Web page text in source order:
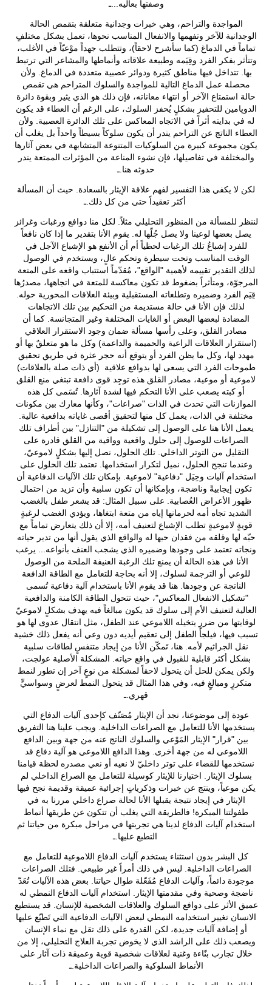
وصفتها بعاليه...ـ
المواجدة والتراحم، وهي خبرات وجدانية متعلقة بتقمص الحالة
الوجدانية للآخر وتفهمها والانفعال المناسب نحوها، تعمل بشكل مختلفٍ
تماماً في الدماغ (كما سأشرح لاحقاً)، وتتطلب جهداً موْعيّاً في الأغلب،
وتتأثر بفكر الفرد وقِيَمه وطبيعة علاقاته وأنماطها والمشاعر التي ترتبط
بها. تتداخل فيها مناطق كثيرة ودوائر عصبية متعددة في الدماغ. ولأن
محصلة عمل الدماغ التالية للمواجدة والسلوك المتراحم هي تقمص
حالة استمتاع الآخر أو انتهاء معاناته، فإن ذلك هو الذي يثير وبقوة دائرة
الدوپامين للتحفيز بشكلٍ يُحفز السلوك، على الرغم أن العطاء قد يكون
له في بدايته أثراً في الاتجاه المعاكس على تلك الدائرة العصبية. ولأن
العطاء الناتج عن التراحم يندر أن يكون سلوكاً بسيطاً واحداً بل يغلب أن
يكون مجموعة كبيرة من السلوكيات المتنوعة المتشابهة في بعض آثارها
والمختلفة في تفاصيلها، فإن نشوء المناعة من المؤثرات الممتعة يندر
حدوثه هنا.ـ
لكن لا يكفي هذا التفسير لفهم علاقة الإيثار بالسعادة. حيث أن المسألة
لننظر للمسألة من المنظور التحليلي مثلاً. لكل منا دوافع ورغبات وغرائز
يصل بعضها لوعينا ولا يصل جُلّها له. يقوم الأنا بتقدير ما إذا كان نافعاً
للفرد إشباعُ تلك الرغبات لحظياً أم أن الأنفع هو الإشباع الآجل في
الوقت المناسب وتحت سيطرة وتحكم عالٍ، ويستخدم في الوصول
لذلك التقدير تقييمه لأهمية "الواقع"، مُقدّماً استتباب واقعه على المتعة
المرجوّة، ومتأثراً بضغوط قد تكون معاكسة للمتعة في اتجاهها، مصدرُها
قِيَم الفرد وضميره وتطلعاته المستقبلية وبيئة العلاقات المحورية حوله.
لذلك فإن الأنا في حالة مستديمة من التحكيم بين تلك الاتجاهات
المضادة لبعضها البعض أو الغايات المختلفة وغير المتجانسة. كما أن
مصادر القلق، وعلى رأسها مسألة ضمان وجود الاستقرار العلاقي
(استقرار العلاقات الراعية والحميمة والداعمة) وكل ما هو متعلقٌ بها أو
مهدد لها، وكل ما يظن الفرد أو يتوقع أنه حجر عثرة في طريق تحقيق
طموحات الفرد التي يسعى لها بدوافع علاقية (أي ذات صلة بالعلاقات)
لاموعية أو موعية، مصادر القلق هذه توجِد قوى دافعة تبتغي منع القلق
أو كبته يصعب على الأنا التحكم فيها لشدة آثارها. تُسَمى كل هذه
الموازنات التي تحدث في الذات "صراعات"، وكأنها معارك بين مكونات
مختلفة في الذات، يعمل كل منها لتحقيق أقصى غاياته بدافعية عالية.
يعمل الأنا هنا على الوصول إلى تشكيلة من "التنازل" بين أطراف تلك
الصراعات للوصول إلى حلول واقعية وواقية من القلق قادرة على
التقليل من التوتر الداخلي. تلك الحلول، نصل إليها بشكلٍ لاموعيّ،
وعندما تنجح الحلول، نميل لتكرار استخدامها. تعتمد تلك الحلول على
استخدام آليات وحِيَل "دفاعية" لاموعية. بإمكان تلك الآليات الدفاعية أن
تكون إيجابيةً وناضجة، وبإمكانها أن تكون سلبية وأن تزيد من احتمال
ظهور الأعراض العُصابية. على سبيل المثال: قد يشعر طفل بالغضب
الشديد تجاه أمه لحرمانها إياه من متعة ابتغاها، ويؤدي الغضب لرغبةٍ
قويةٍ لاموعيةٍ تطلب الإشباع لتعنيف أمه، إلا أن ذلك يتعارض تماماً مع
حبّه لها وقلقه من فقدان حبها له والواقع الذي يقول أنها من تدير حياته
ونجاته تعتمد على وجودها وضميره الذي يشجب العنف بأنواعه... يرغب
الأنا في هذه الحالة أن يمنع تلك الرغبة العنيفة الملحة من الوصول
للوعي أو الترجمة لسلوك، إلا أنه بحاجة للتعامل مع الطاقة الدافعة
الناتجة عن وجودها. هنا قد يقوم الأنا باستخدام آلية دفاعية تُسمى
"تشكيل الانفعال المعاكس"، حيث تتحول الطاقة الكامنة والدافعية
العالية لتعنيف الأم إلى سلوك قد يكون مبالغاً فيه يهدف بشكلٍ لاموعيّ
لوقايتها من ضررٍ يتخيله اللاموعي عند الطفل، مثل انتقال عدوى لها هو
تسبب فيها، فيلجأ الطفل إلى تعقيم أيديه دون وعي أنه يفعل ذلك خشية
نقل الجراثيم لأمه. هنا، تَمكّن الأنا من إيجاد متنفسٍ لطاقات سلبية
بشكل أكثر قابلية للقبول في واقع حياته. المشكلة الأصلية عولجت،
ولكن يمكن للحل أن يتحول لاحقاً لمشكلة من نوعٍ آخر إن تطور لنمط
متكررٍ ومبالغٍ فيه، وفي هذا المثال قد يتحول النمط لعرضٍ وسواسيٍّ
قهري.ـ
عودة إلى موضوعنا، نجد أن الإيثار مُصَنّف كإحدى آليات الدفاع التي
يستخدمها الأنا للتعامل مع الصراعات الداخلية. ويجب علينا هنا التفريق
بين "قرار" الإيثار المَوْعي والسلوك الناتج عنه من جهة وبين الدافع
اللاموعي له من جهة أخرى. وهذا الدافع اللاموعي هو آلية دفاع قد
نستخدمها للقضاء على توتر داخليّ لا نعيه أو نعي مصدره لحظة قيامنا
بسلوك الإيثار. اختيارنا للإيثار كوسيلة للتعامل مع الصراع الداخلي لم
يكن موعياً، وينتج عن خبرات وذكرياتٍ إجرائية عميقة وقديمة نجح فيها
الإيثار في إيجاد نتيجة يقبلها الأنا لحالة صراع داخلي مررنا به في
طفولتنا المبكرة! فالطريقة التي يغلب أن تتكون عن طريقها أنماط
استخدام آليات الدفاع لدينا هي تجربتها في مراحل مبكرة من حياتنا ثم
كل البشر بدون استثناء يستخدم آليات الدفاع اللاموعية للتعامل مع
الصراعات الداخلية. ليس في ذلك أمراً غير طبيعي. فتلك الصراعات
موجودة دائماً، وآليات الدفاع مُفَعّلة طوال حياتنا. بعض هذه الآليات تُعَدّ
ناضجة وصحية وفي مقدمتها الإيثار. استخدام آليات الدفاع النمطي له
عميق الأثر على دوافع السلوك والعلاقات الشخصية للإنسان. قد يستطيع
الانسان تغيير استخدامه النمطي لبعض الآليات الدفاعية التي تَطبّع عليها
أو إضافة آليات جديدة، لكن القدرة على ذلك تقل مع نماء الإنسان
ويصعب ذلك على الراشد الذي لا يخوض تجربة العلاج التحليلي، إلا من
خلال تجارب بنّاءة وغنية لعلاقات شخصية قوية وعميقة ذات آثار على
الأنماط السلوكية والصراعات الداخلية.ـ